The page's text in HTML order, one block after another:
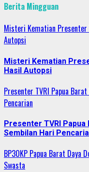
Berita Mingguan
Misteri Kematian Presenter
Autopsi
Misteri Kematian
Hasil Autopsi
Presenter TVRI Papua
Pencarian
Presenter TVRI
Sembilan Hari
BP3OKP Papua Barat Daya
Swasta